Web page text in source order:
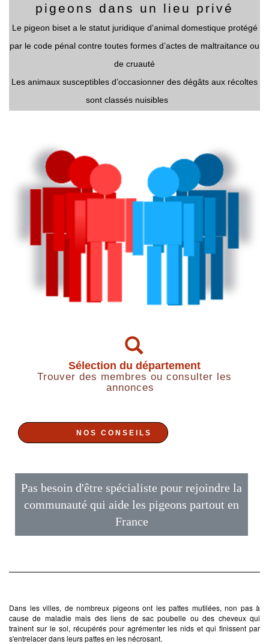
pigeons dans un lieu privé
Le pigeon biset a le statut juridique d'animal domestique protégé
par le code pénal contre toutes formes d’actes de maltraitance ou
de cruauté
Les animaux susceptibles d’occasionner des dégâts aux récoltes
sont classés nuisibles
Sélection du département
Trouver des membres ou consulter les
annonces
NOS CONSEILS
Pas besoin d'être spécialiste pour rejoindre la
communauté qui aide les pigeons partout en
France
Dans les villes, de nombreux pigeons ont les pattes mutilées, non pas à
cause de maladie mais des liens de sac poubelle ou des cheveux qui
traînent sur le sol, récupérés pour agrémenter les nids et qui finissent par
s'entrelacer dans leurs pattes en les nécrosant.